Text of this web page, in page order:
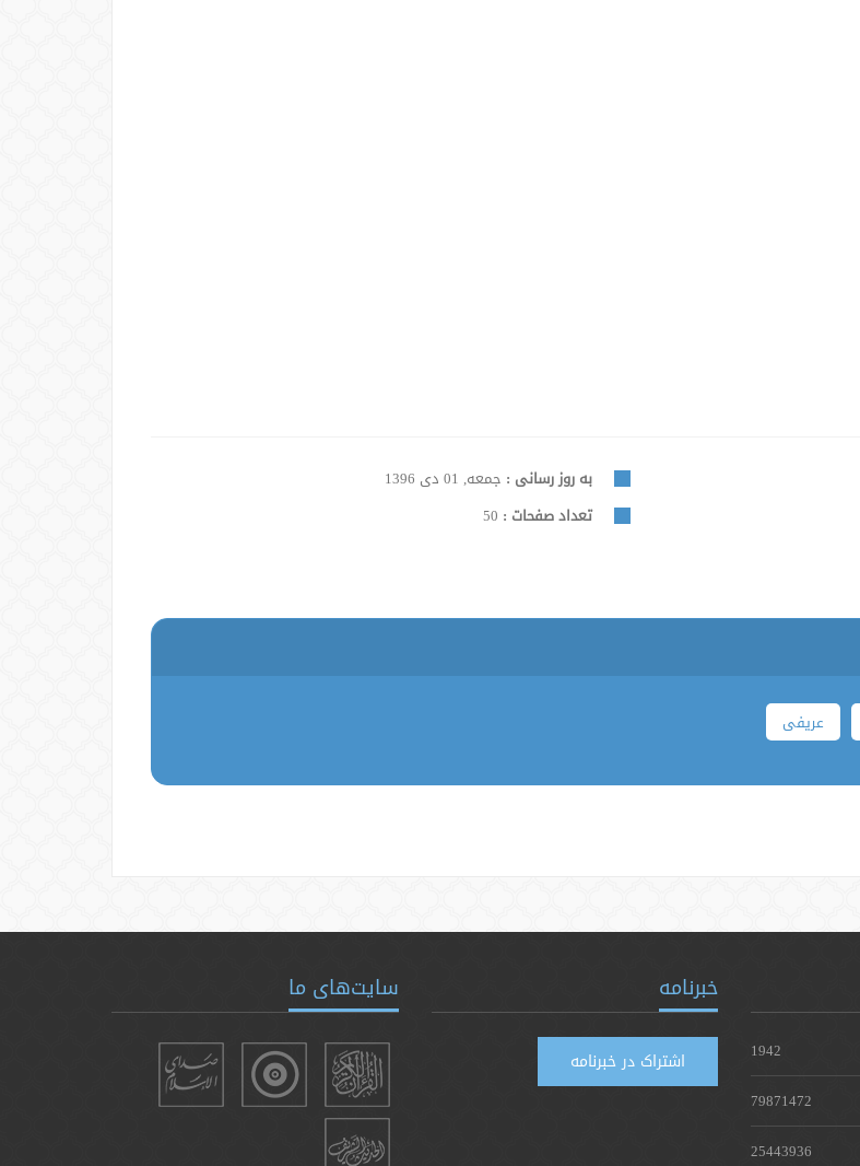
به روز رسانی : جمعه, 01 دی 1396
تعداد صفحات :
عریفی
1942
79871472
25443936
خبرنامه
اشتراک در خبرنامه
سایت‌های ما